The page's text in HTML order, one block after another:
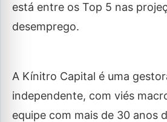
está entre os Top 5 nas
desemprego.
A Kínitro Capital é uma
independente, com viés
equipe com mais de 30 anos